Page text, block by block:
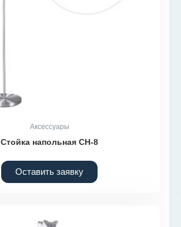
Аксессуары
Стойка напольная СН-8
Оставить заявку